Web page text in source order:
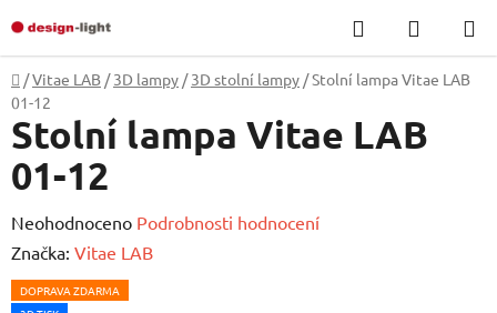
na
obsah
Hledat
KOŠÍK
Domů
/Vitae LAB / 3D lampy / 3D stolní lampy /Stolní lampa Vitae LAB
01-12
Stolní lampa Vitae LAB
01-12
Průměrné
hodnocení
produktu
Neohodnoceno Podrobnosti hodnocení
Značka: Vitae LAB
DOPRAVA ZDARMA